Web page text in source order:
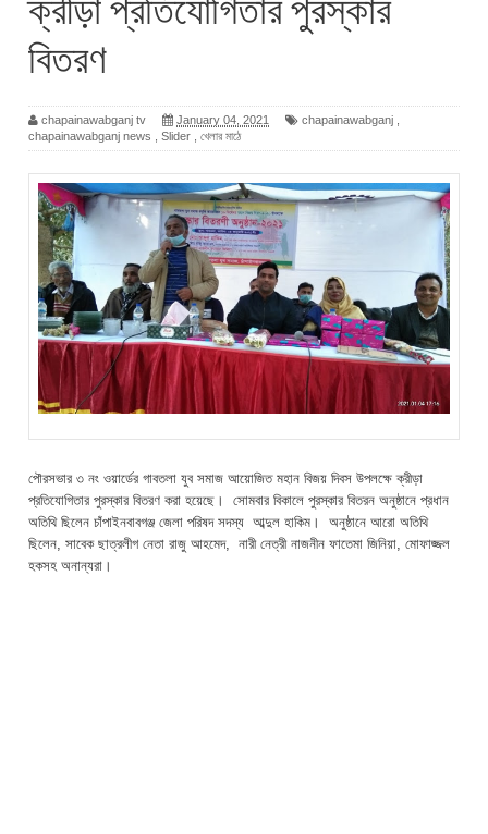
বিতরণ
chapainawabganj tv January 04, 2021 chapainawabganj
chapainawabganj news
Slider খেলার মাঠে
পৌরসভার ৩ নং ওয়ার্ডের গাবতলা যুব সমাজ আয়োজিত মহান বিজয় দিবস উপলক্ষে ক্রীড়া
প্রতিযোগিতার পুরস্কার বিতরণ করা হয়েছে। সোমবার বিকালে পুরস্কার বিতরন অনুষ্ঠানে প্রধান
অতিথি ছিলেন চাঁপাইনবাবগঞ্জ জেলা পরিষদ সদস্য আব্দুল হাকিম। অনুষ্ঠানে আরো অতিথি
ছিলেন, সাবেক ছাত্রলীগ নেতা রাজু আহমেদ, নারী নেত্রী নাজনীন ফাতেমা জিনিয়া, মোফাজ্জল
হকসহ অনান্যরা।